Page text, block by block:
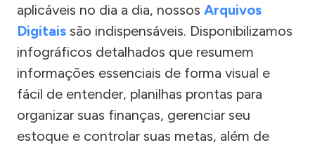
aplicáveis no dia a dia, nossos Arquivos
Digitais são indispensáveis. Disponibilizamos
infográficos detalhados que resumem
informações essenciais de forma visual e
fácil de entender, planilhas prontas para
organizar suas finanças, gerenciar seu
estoque e controlar suas metas, além de